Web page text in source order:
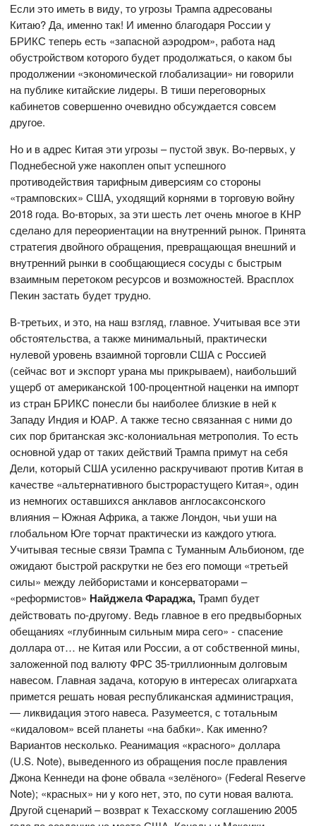
Если это иметь в виду, то угрозы Трампа адресованы
Китаю? Да, именно так! И именно благодаря России у
БРИКС теперь есть «запасной аэродром», работа над
обустройством которого будет продолжаться, о каком бы
продолжении «экономической глобализации» ни говорили
на публике китайские лидеры. В тиши переговорных
кабинетов совершенно очевидно обсуждается совсем
другое.
Но и в адрес Китая эти угрозы – пустой звук. Во-первых, у
Поднебесной уже накоплен опыт успешного
противодействия тарифным диверсиям со стороны
«трамповских» США, уходящий корнями в торговую войну
2018 года. Во-вторых, за эти шесть лет очень многое в КНР
сделано для переориентации на внутренний рынок. Принята
стратегия двойного обращения, превращающая внешний и
внутренний рынки в сообщающиеся сосуды с быстрым
взаимным перетоком ресурсов и возможностей. Врасплох
Пекин застать будет трудно.
В-третьих, и это, на наш взгляд, главное. Учитывая все эти
обстоятельства, а также минимальный, практически
нулевой уровень взаимной торговли США с Россией
(сейчас вот и экспорт урана мы прикрываем), наибольший
ущерб от американской 100-процентной наценки на импорт
из стран БРИКС понесли бы наиболее близкие в ней к
Западу Индия и ЮАР. А также тесно связанная с ними до
сих пор британская экс-колониальная метрополия. То есть
основной удар от таких действий Трампа примут на себя
Дели, который США усиленно раскручивают против Китая в
качестве «альтернативного быстрорастущего Китая», один
из немногих оставшихся анклавов англосаксонского
влияния – Южная Африка, а также Лондон, чьи уши на
глобальном Юге торчат практически из каждого утюга.
Учитывая тесные связи Трампа с Туманным Альбионом, где
ожидают быстрой раскрутки не без его помощи «третьей
силы» между лейбористами и консерваторами –
«реформистов» Найджела Фараджа,Трамп будет
действовать по-другому. Ведь главное в его предвыборных
обещаниях «глубинным сильным мира сего» - спасение
доллара от… не Китая или России, а от собственной мины,
заложенной под валюту ФРС 35-триллионным долговым
навесом. Главная задача, которую в интересах олигархата
примется решать новая республиканская администрация,
— ликвидация этого навеса. Разумеется, с тотальным
«кидаловом» всей планеты «на бабки». Как именно?
Вариантов несколько. Реанимация «красного» доллара
(U.S. Note), выведенного из обращения после правления
Джона Кеннеди на фоне обвала «зелёного» (Federal Reserve
Note); «красных» ни у кого нет, это, по сути новая валюта.
Другой сценарий – возврат к Техасскому соглашению 2005